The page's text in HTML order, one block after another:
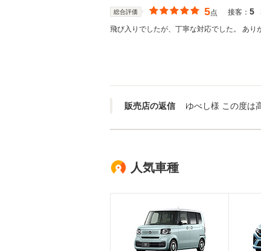
総合評価 5点 接客： 5
飛び入りでしたが、丁寧な対応でした。 あり
販売店の返信
人気車種